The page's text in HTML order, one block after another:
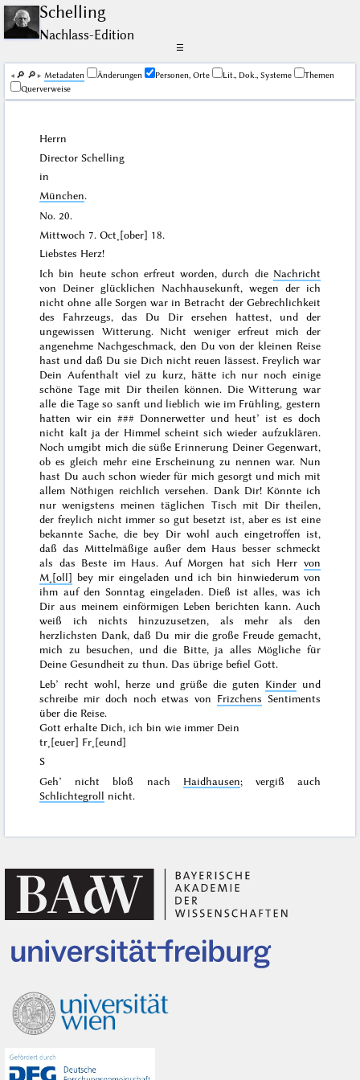
Schelling
Nachlass-Edition
☰
🔎︎ 🔎︎ Me­ta­da­ten Änderungen Personen, Orte Lit., Dok., Systeme
Themen
Querverweise
Herrn
Director Schelling
in
München.
No. 20.
Mittwoch 7. Oct˖[ober] 18.
Liebstes Herz!
Ich bin heute schon erfreut worden, durch die Nachricht
von Deiner glücklichen Nachhausekunft, wegen der ich
nicht ohne alle Sorgen war in Betracht der Gebrechlichkeit
des Fahrzeugs, das Du Dir ersehen hattest, und der
ungewissen Witterung. Nicht weniger erfreut mich der
angenehme Nachgeschmack, den Du von der kleinen Reise
hast und daß Du sie Dich nicht reuen lässest. Freylich war
Dein Aufenthalt viel zu kurz, hätte ich nur noch einige
schöne Tage mit Dir theilen können. Die Witterung war
alle die Tage so sanft und lieblich wie im Frühling, gestern
hatten wir ein### Donnerwetter und heut’ ist es doch
nicht kalt ja der Himmel scheint sich wieder aufzuklären.
Noch umgibt mich die süße Erinnerung Deiner Gegenwart,
ob es gleich mehr eine Erscheinung zu nennen war. Nun
hast Du auch schon wieder für mich gesorgt und mich mit
allem Nöthigen reichlich versehen. Dank Dir! Könnte ich
nur wenigstens meinen täglichen Tisch mit Dir theilen,
der freylich nicht immer so gut besetzt ist, aber es ist eine
bekannte Sache, die bey Dir wohl auch eingetroffen ist,
daß das Mittelmäßige außer dem Haus besser schmeckt
als das Beste im Haus. Auf Morgen hat sich Herr von
M˖[oll] bey mir eingeladen und ich bin hinwiederum von
ihm auf den Sonntag eingeladen. Dieß ist alles, was ich
Dir aus meinem einförmigen Leben berichten kann. Auch
weiß ich nichts hinzuzusetzen, als mehr als den
herzlichsten Dank, daß Du mir die große Freude gemacht,
mich zu besuchen, und die Bitte, ja alles Mögliche für
Deine Gesundheit zu thun. Das übrige befiel Gott.
Leb’ recht wohl, herze und grüße die guten Kinderund
schreibe mir doch noch etwas von Frizchens Sentiments
über die Reise.
Gott erhalte Dich, ich bin wie immer Dein
tr˖[euer] Fr˖[eund]
S
Geh’ nicht bloß nach Haidhausen; vergiß auch
Schlichtegroll nicht.